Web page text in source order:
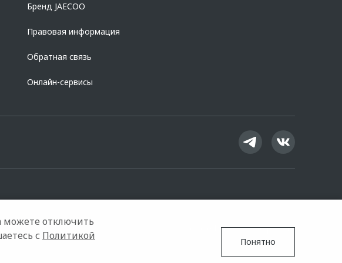
Бренд JAECOO
Правовая информация
Обратная связь
Онлайн-сервисы
Google Play App Store
можете отключить
с Политикой
Понятно